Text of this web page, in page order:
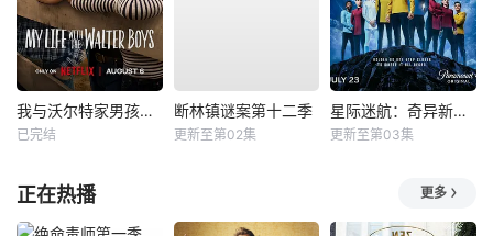
我与沃尔特家男孩的生活第三季
已完结
断林镇谜案第十二季
更新至第02集
星际迷航：奇异新世界第四季
更新至第03集
正在热播 更多